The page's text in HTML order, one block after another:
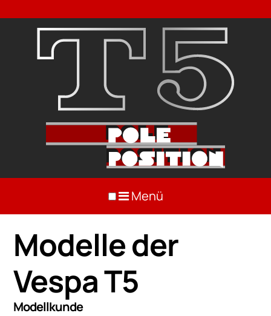
Menü
Modelle der
Vespa T5
Modellkunde